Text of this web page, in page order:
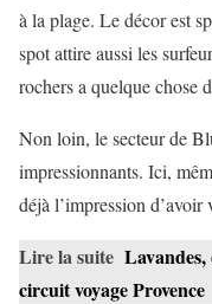
à la plage. Le décor est
spot attire aussi les
rochers a quelque chose
Non loin, le secteur de
impressionnants. Ici,
déjà l’impression d’avoir
Lire la suite
circuit voyage Provence